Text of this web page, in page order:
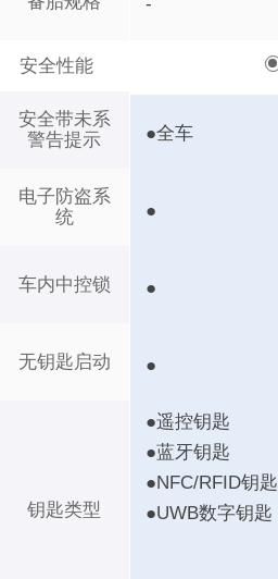
安全性能
安全带未系
警告提示
电子防盗系
统
车内中控锁
无钥匙启动
钥匙类型
●全车
●
●
●
●遥控钥匙
●蓝牙钥匙
●NFC/RFID钥匙
●UWB数字钥匙